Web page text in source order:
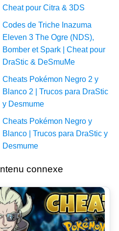
Cheat pour Citra & 3DS
Codes de Triche Inazuma
Eleven 3 The Ogre (NDS),
Bomber et Spark | Cheat pour
DraStic & DeSmuMe
Cheats Pokémon Negro 2 y
Blanco 2 | Trucos para DraStic
y Desmume
Cheats Pokémon Negro y
Blanco | Trucos para DraStic y
Desmume
connexe